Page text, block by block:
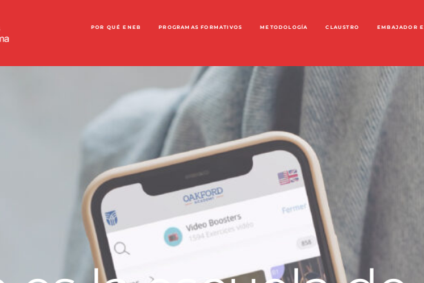
POR QUÉ ENEB PROGRAMAS FORMATIVOS METODOLOGÍA CLAUSTRO EMBAJADOR